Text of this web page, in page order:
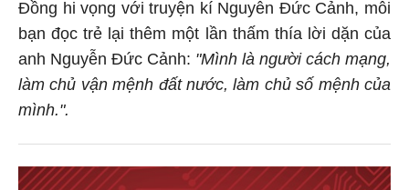
Đồng hi vọng với truyện kí Nguyễn Đức Cảnh, mỗi
bạn đọc trẻ lại thêm một lần thấm thía lời dặn của
anh Nguyễn Đức Cảnh: "Mình là người cách mạng,
làm chủ vận mệnh đất nước, làm chủ số mệnh của
mình.".